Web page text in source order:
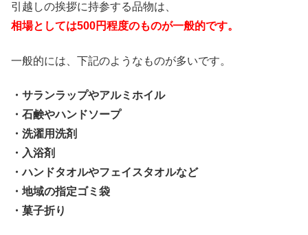
引越しの挨拶に持参する品物は、
相場としては500円程度のものが一般的です。
一般的には、下記のようなものが多いです。
・サランラップやアルミホイル
・石鹸やハンドソープ
・洗濯用洗剤
・入浴剤
・ハンドタオルやフェイスタオルなど
・地域の指定ゴミ袋
・菓子折り